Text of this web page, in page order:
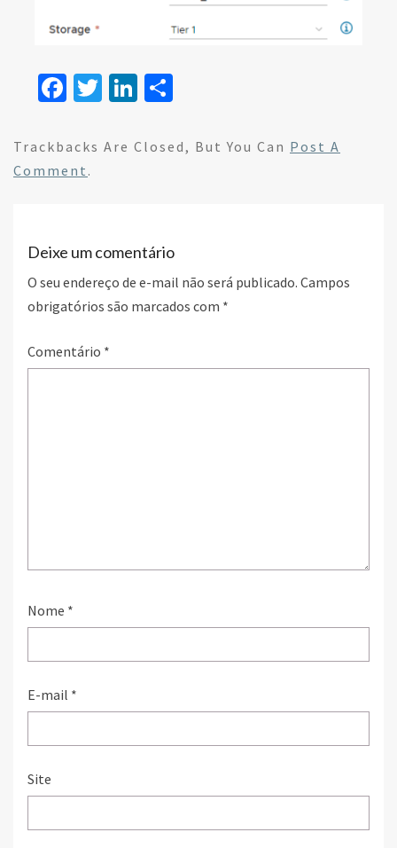
Fa
b
o
T
tt
Li
ke ar
Trackbacks Are Closed, But You Can Post A
Comment .
Deixe um comentário
O seu endereço de e-mail não será publicado. Campos
obrigatórios são marcados com *
Comentário *
Nome *
E-mail *
Site